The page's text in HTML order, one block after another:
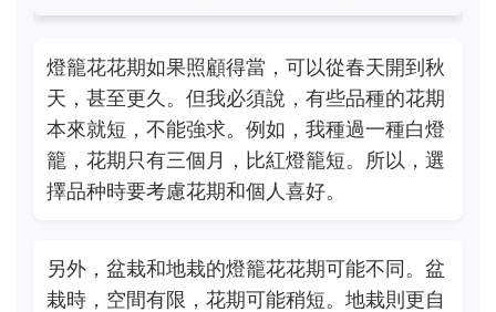
燈籠花花期如果照顧得當，可以從春天開到秋
天，甚至更久。但我必須說，有些品種的花期
本來就短，不能強求。例如，我種過一種白燈
籠，花期只有三個月，比紅燈籠短。所以，選
擇品种時要考慮花期和個人喜好。
另外，盆栽和地栽的燈籠花花期可能不同。盆
栽時，空間有限，花期可能稍短。地栽則更自